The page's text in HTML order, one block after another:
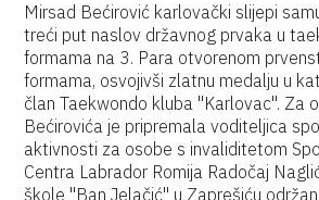
Mirsad Bećirović karlovački slijepi
treći put naslov državnog prvaka u
formama na 3. Para otvorenom
formama, osvojivši zlatnu medalju u
član Taekwondo kluba "Karlovac". Za
Bećirovića je pripremala voditeljica
aktivnosti za osobe s invaliditetom
Centra Labrador Romija Radočaj
škole "Ban Jelačić" u Zaprešiću